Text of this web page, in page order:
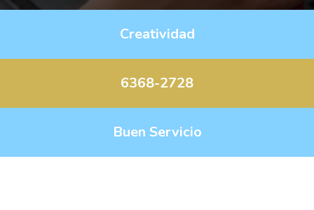
Creatividad
6368-2728
Buen Servicio